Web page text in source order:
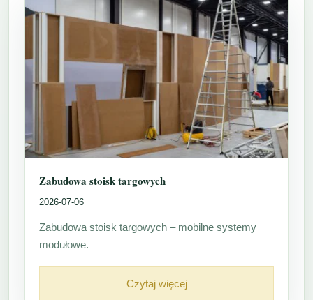
Zabudowa stoisk targowych
2026-07-06
Zabudowa stoisk targowych – mobilne systemy
modułowe.
Czytaj więcej